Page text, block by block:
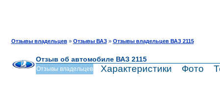
Отзывы владельцев» Отзывы ВАЗ» Отзывы владельцев ВАЗ 2115
Отзыв об автомобиле ВАЗ 2115
Отзывы владельцев Характеристики Фото